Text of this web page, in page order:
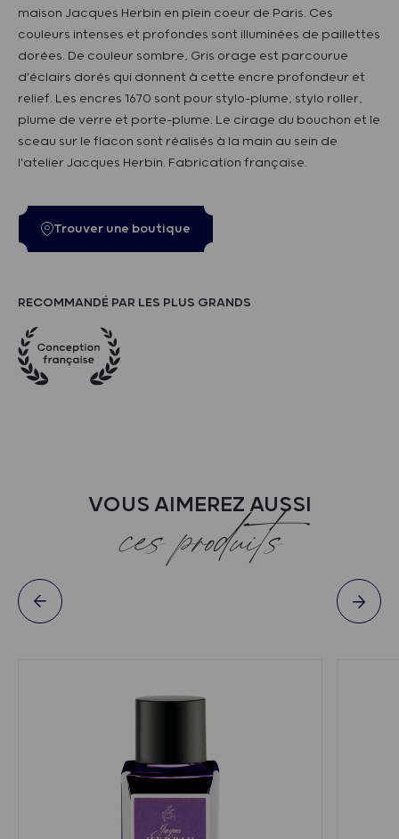
maison Jacques Herbin en plein coeur de Paris. Ces
couleurs intenses et profondes sont illuminées de paillettes
dorées. De couleur sombre, Gris orage est parcourue
d'éclairs dorés qui donnent à cette encre profondeur et
relief. Les encres 1670 sont pour stylo-plume, stylo roller,
plume de verre et porte-plume. Le cirage du bouchon et le
sceau sur le flacon sont réalisés à la main au sein de
l'atelier Jacques Herbin. Fabrication française.
Trouver une boutique
RECOMMANDÉ PAR LES PLUS GRANDS
VOUS AIMEREZ AUSSI
ces produits